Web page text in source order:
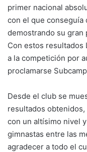
primer nacional
con el que conseguía
demostrando su gran
Con estos resultados
a la competición por
proclamarse
Desde el club se
resultados
con un altísimo nivel
gimnastas entre las
agradecer a todo el